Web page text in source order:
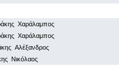
Χαράλαμπος
Χαράλαμπος
Αλέξανδρος
Νικόλαος